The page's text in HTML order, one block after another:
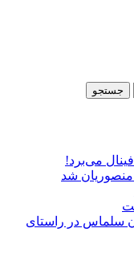
می‌برد!
شد
سلماس در راستای